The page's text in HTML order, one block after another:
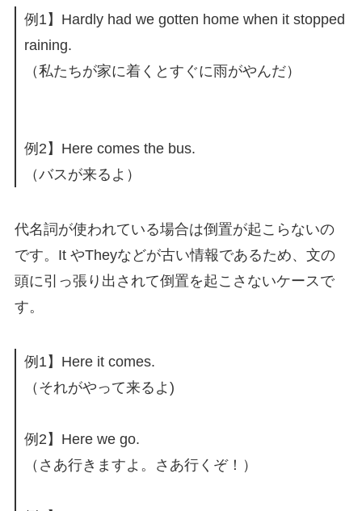
例1】Hardly had we gotten home when it stopped
raining.
（私たちが家に着くとすぐに雨がやんだ）
例2】Here comes the bus.
（バスが来るよ）
代名詞が使われている場合は倒置が起こらないの
です。It やTheyなどが古い情報であるため、文の
頭に引っ張り出されて倒置を起こさないケースで
す。
例1】Here it comes.
（それがやって来るよ)
例2】Here we go.
（さあ行きますよ。さあ行くぞ！）